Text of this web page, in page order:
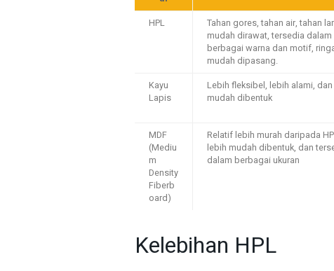
HPL
Tahan gores, tahan air, tahan
mudah dirawat, tersedia dalam
berbagai warna dan motif,
mudah dipasang.
Kayu
Lapis
Lebih fleksibel, lebih alami,
mudah dibentuk
MDF
(Mediu
m
Density
Fiberb
oard)
Relatif lebih murah daripada
lebih mudah dibentuk, dan
dalam berbagai ukuran
Kelebihan HPL